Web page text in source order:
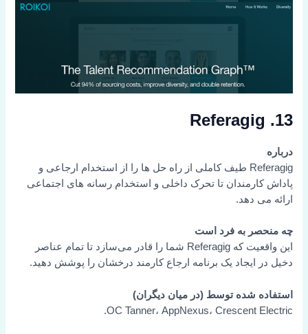
13. Referagig
درباره
Referagig طیف کاملی از راه حل ها را از استخدام ارجاعی و
پاداش کارمندان تا تحرک داخلی و استخدام رسانه های اجتماعی
ارائه می دهد.
چه منحصر به فرد است
این واقعیت که Referagig شما را قادر می‌سازد تا تمام عناصر
دخیل در ایجاد یک برنامه ارجاع کارمند درخشان را پوشش دهید.
استفاده شده توسط (در میان دیگران)
OC Tanner، AppNexus، Crescent Electric.